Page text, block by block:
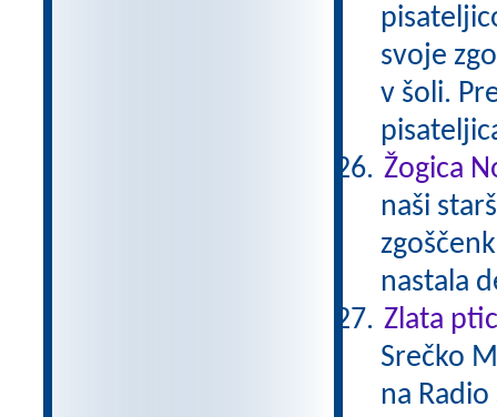
svoje
v šoli.
Žogica
naši
nastala
Zlata
Srečko
na